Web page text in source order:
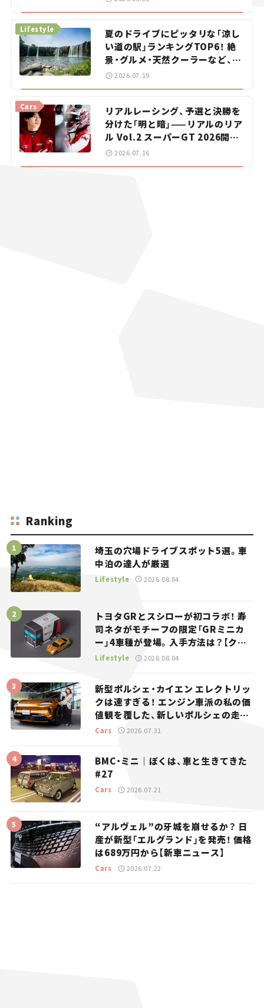
夏のドライブにピッタリな「涼し
い道の駅」ランキングTOP6！ 絶
景・グルメ・天然クーラーなど、避
暑におすすめのスポットを紹介
Lifestyle
2026.07.19
リアルレーシング、予選と決勝を
分けた「明と暗」——リアルのリア
ル Vol.2 スーパーGT 2026開幕
戦 岡山国際サーキット
Cars
2026.07.16
Ranking
埼玉の穴場ドライブスポット5選。車
中泊の達人が厳選
Lifestyle 2026.08.04
トヨタGRとスシローが初コラボ！ 寿
司ネタがモチーフの限定「GRミニカ
ー」4車種が登場。入手方法は？【クル
マとホビー】
Lifestyle 2026.08.04
新型ポルシェ・カイエン エレクトリッ
クは速すぎる！ エンジン車派の私の価
値観を覆した、新しいポルシェの走
り。
Cars 2026.07.31
BMC・ミニ｜ぼくは、車と生きてきた
#27
Cars 2026.07.21
“アルヴェル”の牙城を崩せるか？ 日
産が新型「エルグランド」を発売！ 価格
は689万円から【新車ニュース】
Cars 2026.07.22